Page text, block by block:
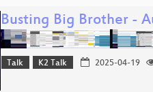
Busting Big Brother -
Talk K2 Talk 2025-04-19